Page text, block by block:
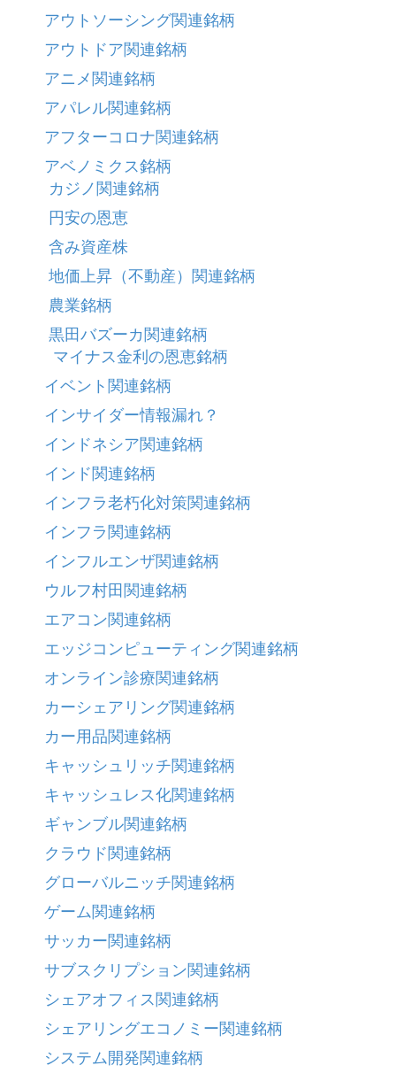
アウトソーシング関連銘柄
アウトドア関連銘柄
アニメ関連銘柄
アパレル関連銘柄
アフターコロナ関連銘柄
アベノミクス銘柄
カジノ関連銘柄
円安の恩恵
含み資産株
地価上昇（不動産）関連銘柄
農業銘柄
黒田バズーカ関連銘柄
マイナス金利の恩恵銘柄
イベント関連銘柄
インサイダー情報漏れ？
インドネシア関連銘柄
インド関連銘柄
インフラ老朽化対策関連銘柄
インフラ関連銘柄
インフルエンザ関連銘柄
ウルフ村田関連銘柄
エアコン関連銘柄
エッジコンピューティング関連銘柄
オンライン診療関連銘柄
カーシェアリング関連銘柄
カー用品関連銘柄
キャッシュリッチ関連銘柄
キャッシュレス化関連銘柄
ギャンブル関連銘柄
クラウド関連銘柄
グローバルニッチ関連銘柄
ゲーム関連銘柄
サッカー関連銘柄
サブスクリプション関連銘柄
シェアオフィス関連銘柄
シェアリングエコノミー関連銘柄
システム開発関連銘柄